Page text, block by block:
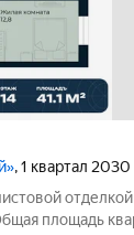
, 1 квартал 2030
квартиры